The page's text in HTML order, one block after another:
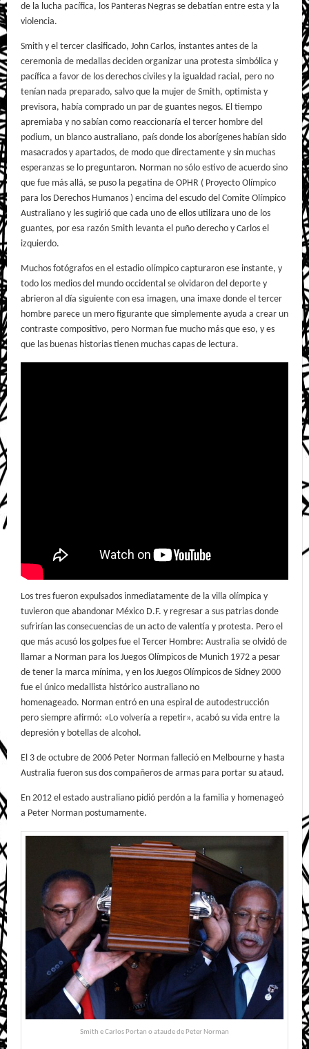
de la lucha pacífica, los Panteras Negras se debatían entre esta y la
violencia.
Smith y el tercer clasificado, John Carlos, instantes antes de la
ceremonia de medallas deciden organizar una protesta simbólica y
pacífica a favor de los derechos civiles y la igualdad racial, pero no
tenían nada preparado, salvo que la mujer de Smith, optimista y
previsora, había comprado un par de guantes negos. El tiempo
apremiaba y no sabían como reaccionaría el tercer hombre del
podium, un blanco australiano, país donde los aborígenes habían sido
masacrados y apartados, de modo que directamente y sin muchas
esperanzas se lo preguntaron. Norman no sólo estivo de acuerdo sino
que fue más allá, se puso la pegatina de OPHR ( Proyecto Olímpico
para los Derechos Humanos ) encima del escudo del Comite Olímpico
Australiano y les sugirió que cada uno de ellos utilizara uno de los
guantes, por esa razón Smith levanta el puño derecho y Carlos el
izquierdo.
Muchos fotógrafos en el estadio olímpico capturaron ese instante, y
todo los medios del mundo occidental se olvidaron del deporte y
abrieron al día siguiente con esa imagen, una imaxe donde el tercer
hombre parece un mero figurante que simplemente ayuda a crear un
contraste compositivo, pero Norman fue mucho más que eso, y es
que las buenas historias tienen muchas capas de lectura.
Los tres fueron expulsados inmediatamente de la villa olímpica y
tuvieron que abandonar México D.F. y regresar a sus patrias donde
sufrirían las consecuencias de un acto de valentía y protesta. Pero el
que más acusó los golpes fue el Tercer Hombre: Australia se olvidó de
llamar a Norman para los Juegos Olímpicos de Munich 1972 a pesar
de tener la marca mínima, y en los Juegos Olímpicos de Sidney 2000
fue el único medallista histórico australiano no
homenageado. Norman entró en una espiral de autodestrucción
pero siempre afirmó: «Lo volvería a repetir», acabó su vida entre la
depresión y botellas de alcohol.
El 3 de octubre de 2006 Peter Norman falleció en Melbourne y hasta
Australia fueron sus dos compañeros de armas para portar su ataud.
En 2012 el estado australiano pidió perdón a la familia y homenageó
a Peter Norman postumamente.
Smith e Carlos Portan o ataude de Peter Norman